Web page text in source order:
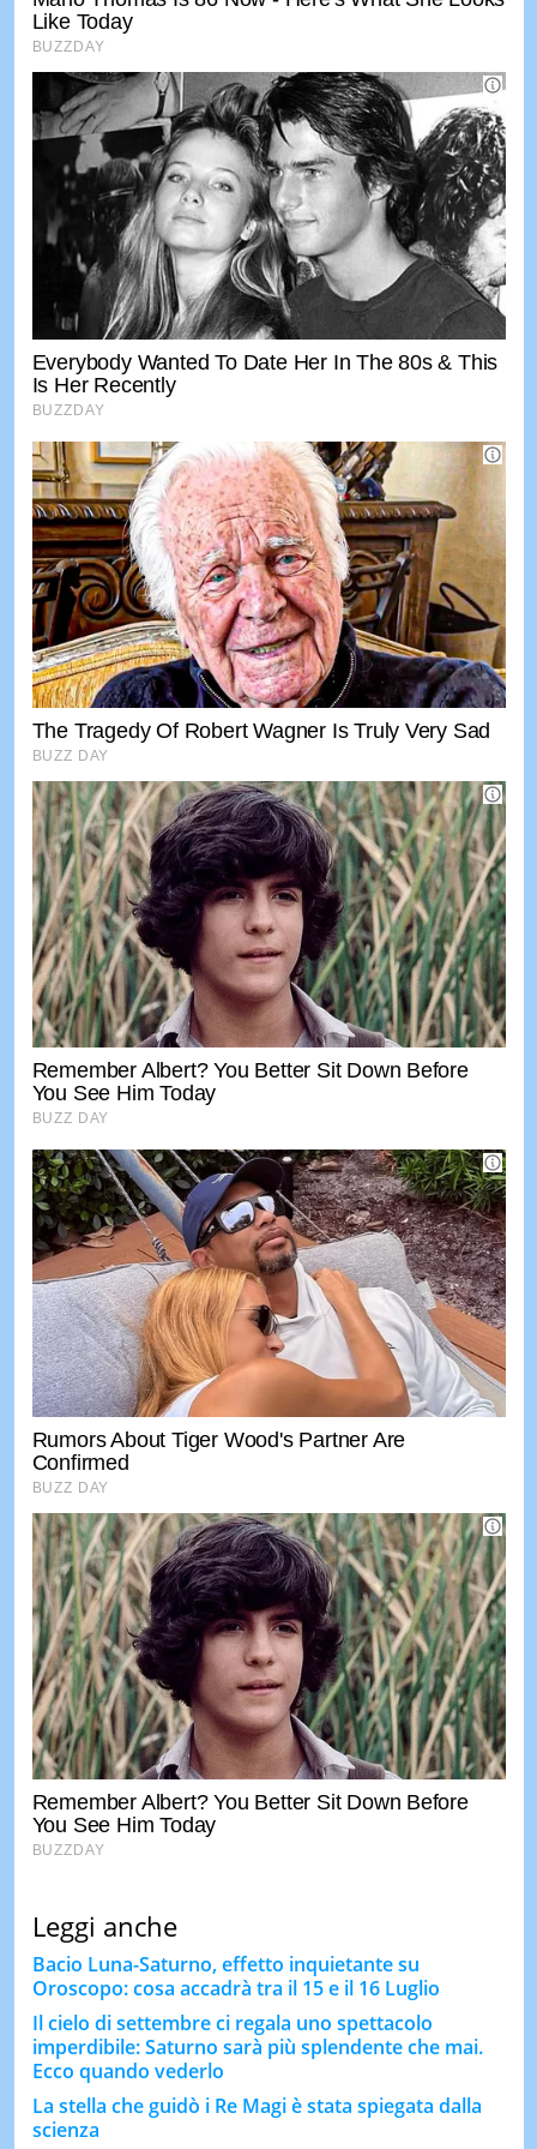
Leggi anche
Bacio Luna-Saturno, effetto inquietante su
Oroscopo: cosa accadrà tra il 15 e il 16 Luglio
Il cielo di settembre ci regala uno spettacolo
imperdibile: Saturno sarà più splendente che mai.
Ecco quando vederlo
La stella che guidò i Re Magi è stata spiegata dalla
scienza